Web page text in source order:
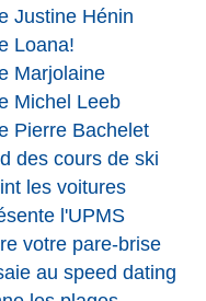
Justine Hénin
Loana!
Marjolaine
Michel Leeb
Pierre Bachelet
des cours de ski
les voitures
l'UPMS
votre pare-brise
au speed dating